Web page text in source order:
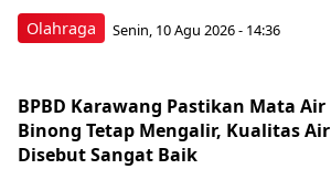
Olahraga Senin, 10 Agu 2026 - 14:36
BPBD Karawang Pastikan Mata Air
Binong Tetap Mengalir, Kualitas Air
Disebut Sangat Baik